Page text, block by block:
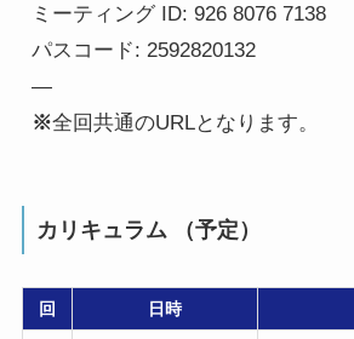
ミーティング ID: 926 8076 7138
パスコード: 2592820132
—
※全回共通のURLとなります。
カリキュラム （予定）
回 日時